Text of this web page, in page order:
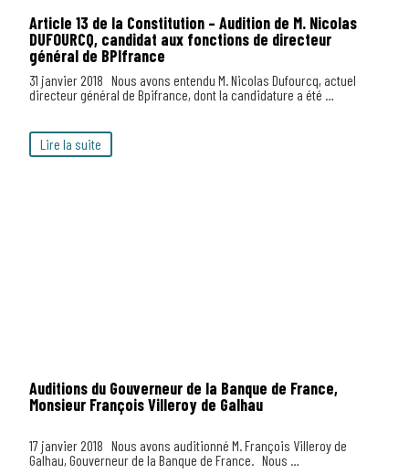
Article 13 de la Constitution – Audition de M. Nicolas
DUFOURCQ, candidat aux fonctions de directeur
général de BPIfrance
31 janvier 2018 Nous avons entendu M. Nicolas Dufourcq, actuel
directeur général de Bpifrance, dont la candidature a été …
Lire la suite
Auditions du Gouverneur de la Banque de France,
Monsieur François Villeroy de Galhau
17 janvier 2018 Nous avons auditionné M. François Villeroy de
Galhau, Gouverneur de la Banque de France. Nous …